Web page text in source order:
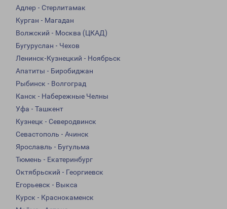
Адлер - Стерлитамак
Курган - Магадан
Волжский - Москва (ЦКАД)
Бугуруслан - Чехов
Ленинск-Кузнецкий - Ноябрьск
Апатиты - Биробиджан
Рыбинск - Волгоград
Канск - Набережные Челны
Уфа - Ташкент
Кузнецк - Северодвинск
Севастополь - Ачинск
Ярославль - Бугульма
Тюмень - Екатеринбург
Октябрьский - Георгиевск
Егорьевск - Выкса
Курск - Краснокаменск